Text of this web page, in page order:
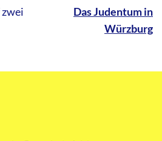
Das Judentum in
Würzburg